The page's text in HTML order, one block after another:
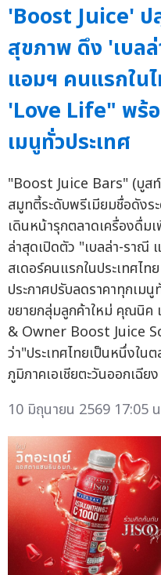
'Boost Juice' ป
สุขภาพ ดึง 'เบล
แอมฯ คนแรกใน
'Love Life" พร้
เมนูทั่วประเทศ
"Boost Juice Bars" (บูส
สมูทตี้ระดับพรีเมียมชื่อดังร
เดินหน้ารุกตลาดเครื่องดื่ม
ล่าสุดเปิดตัว "เบลล่า-ราณี
สเดอร์คนแรกในประเทศไ
ประกาศปรับลดราคาทุกเม
ขยายกลุ่มลูกค้าใหม่ คุณนิค
& Owner Boost Juice
ว่า"ประเทศไทยเป็นหนึ่งใ
ภูมิภาคเอเชียตะวันออกเฉียง
10 มิถุนายน 2569 17:05